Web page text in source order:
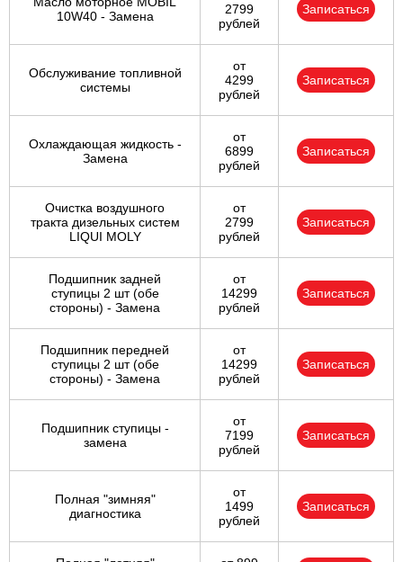
10W40 - Замена
2799
рублей
Записаться
Обслуживание топливной
системы
от
4299
рублей
Записаться
Охлаждающая жидкость -
Замена
от
6899
рублей
Записаться
Очистка воздушного
тракта дизельных систем
LIQUI MOLY
от
2799
рублей
Записаться
Подшипник задней
ступицы 2 шт (обе
стороны) - Замена
от
14299
рублей
Записаться
Подшипник передней
ступицы 2 шт (обе
стороны) - Замена
от
14299
рублей
Записаться
Подшипник ступицы -
замена
от
7199
рублей
Записаться
Полная "зимняя"
диагностика
от
1499
рублей
Записаться